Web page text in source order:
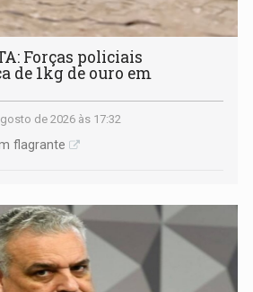
Forças policiais
de 1kg de ouro em
de 2026 às 17:32
flagrante